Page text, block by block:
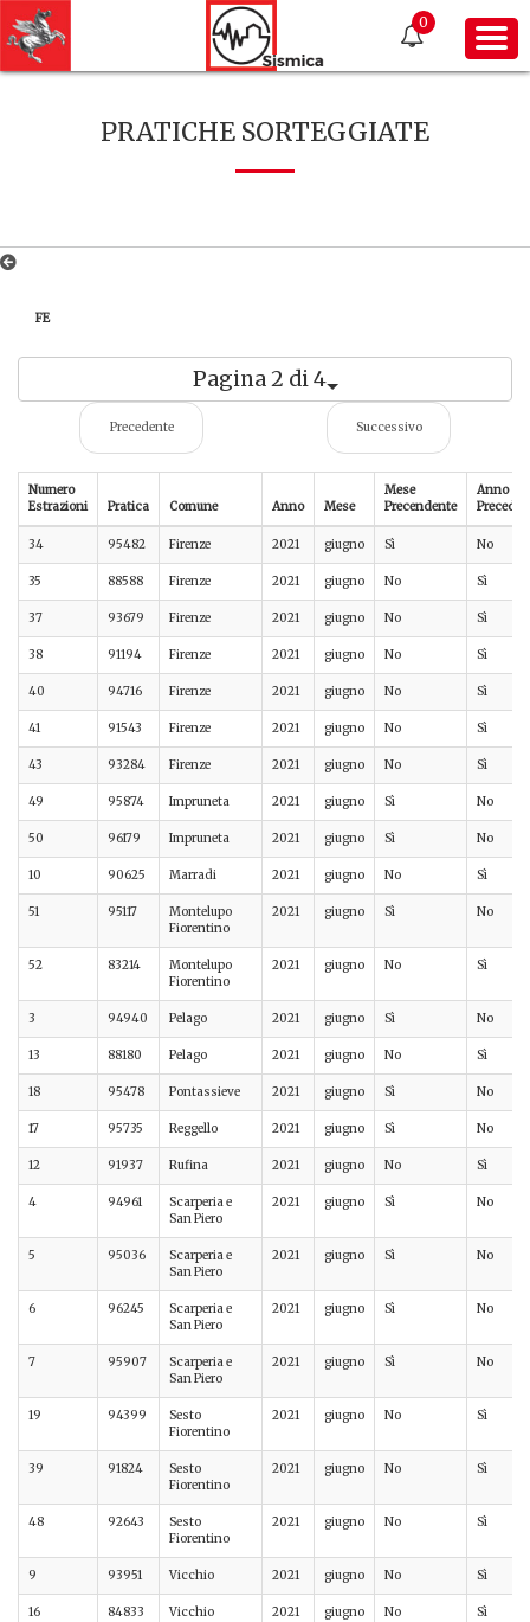
0
PRATICHE SORTEGGIATE
FE
Pagina 2 di 4
Precedente Successivo
Numero
Estrazioni
Pratica Comune Anno Mese
Mese
Precendente
Anno
34 95482 Firenze 2021 giugno Sì No
35 88588 Firenze 2021 giugno No Sì
37 93679 Firenze 2021 giugno No Sì
38 91194 Firenze 2021 giugno No Sì
40 94716 Firenze 2021 giugno No Sì
41 91543 Firenze 2021 giugno No Sì
43 93284 Firenze 2021 giugno No Sì
49 95874 Impruneta 2021 giugno Sì No
50 96179 Impruneta 2021 giugno Sì No
10 90625 Marradi 2021 giugno No Sì
51 95117
Montelupo
Fiorentino
2021 giugno Sì No
52 83214
Montelupo
Fiorentino
2021 giugno No Sì
3 94940 Pelago 2021 giugno Sì No
13 88180 Pelago 2021 giugno No Sì
18 95478 Pontassieve 2021 giugno Sì No
17 95735 Reggello 2021 giugno Sì No
12 91937 Rufina 2021 giugno No Sì
4 94961
Scarperia e
San Piero
2021 giugno Sì No
5 95036
Scarperia e
San Piero
2021 giugno Sì No
6 96245
Scarperia e
San Piero
2021 giugno Sì No
7 95907
Scarperia e
San Piero
2021 giugno Sì No
19 94399
Sesto
Fiorentino
2021 giugno No Sì
39 91824
Sesto
Fiorentino
2021 giugno No Sì
48 92643
Sesto
Fiorentino
2021 giugno No Sì
9 93951 Vicchio 2021 giugno No Sì
16 84833 Vicchio 2021 giugno No Sì